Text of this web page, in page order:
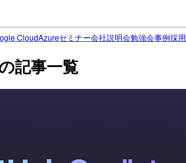
CloudAzureセミナー会社説明会勉強会事例採用
記事一覧